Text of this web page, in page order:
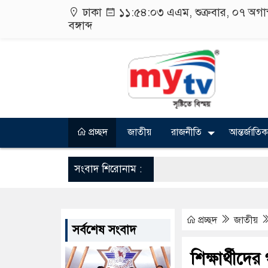
ঢাকা ১১:৫৪:০৩ এএম, শুক্রবার, ০৭
বঙ্গাব্দ
প্রচ্ছদ জাতীয় রাজনীতি আন্তর্জাতিক
সংবাদ শিরোনাম :
প্রচ্ছদ জাতীয়
সর্বশেষ সংবাদ